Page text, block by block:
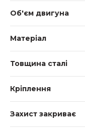
Об'єм двигуна
Матеріал
Товщина сталі
Кріплення
Захист закриває